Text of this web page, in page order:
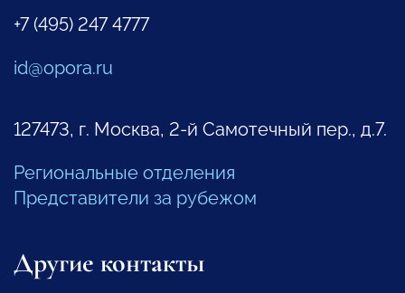
+7 (495) 247 4777
id@opora.ru
127473, г. Москва, 2-й Самотечный пер., д.7.
Региональные отделения
Представители за рубежом
Другие контакты